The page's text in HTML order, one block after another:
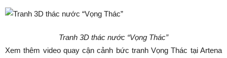
Tranh 3D thác nước “Vọng Thác”
Xem thêm video quay cận cảnh bức tranh Vọng Thác tại Artena